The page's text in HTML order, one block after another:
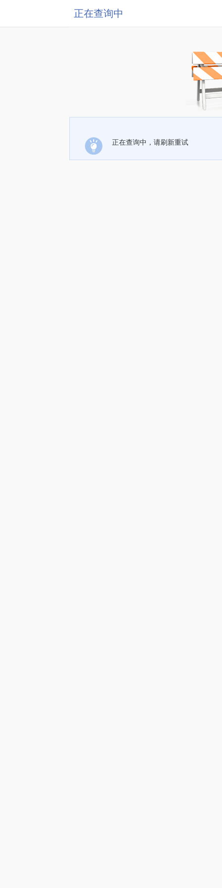
正在查询中
正在查询中，请刷新重试